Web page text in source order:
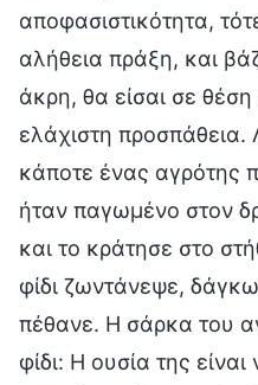
αποφασιστικότητα,
αλήθεια πράξη, και
άκρη, θα είσαι σε
ελάχιστη προσπάθεια.
κάποτε ένας αγρότης
ήταν παγωμένο στον
και το κράτησε στο
φίδι ζωντάνεψε,
πέθανε. Η σάρκα του
φίδι: Η ουσία της